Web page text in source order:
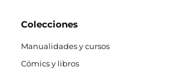
Colecciones
Manualidades y cursos
Cómics y libros